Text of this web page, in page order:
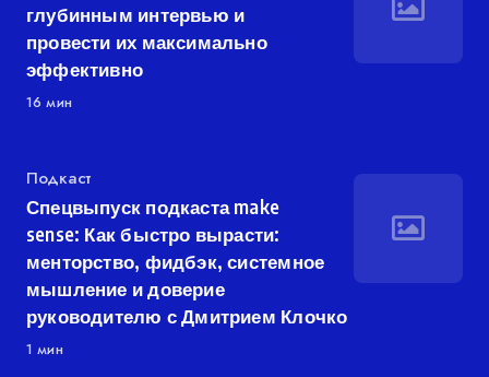
глубинным интервью и
провести их максимально
эффективно
16 мин
Категория
Подкаст
Спецвыпуск подкаста make
sense: Как быстро вырасти:
менторство, фидбэк, системное
мышление и доверие
руководителю с Дмитрием Клочко
1 мин